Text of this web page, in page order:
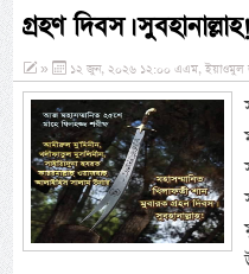
গ্রহণ দিবস। সুবহানাল্লাহ!
» ১২ জুন, ২০২৬ ১২:০০ এএম, ইয়াওমুল